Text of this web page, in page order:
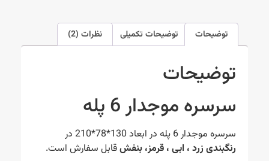
توضیحات توضیحات تکمیلی نظرات (2)
توضیحات
سرسره موجدار 6 پله
سرسره موجدار 6 پله در ابعاد 130*78*210 در
رنگبندی زرد ، ابی ، قرمز، بنفشقابل سفارش است.